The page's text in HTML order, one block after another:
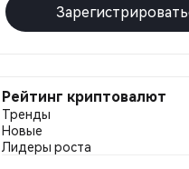
Рейтинг криптовалют
Тренды
Новые
Лидеры роста